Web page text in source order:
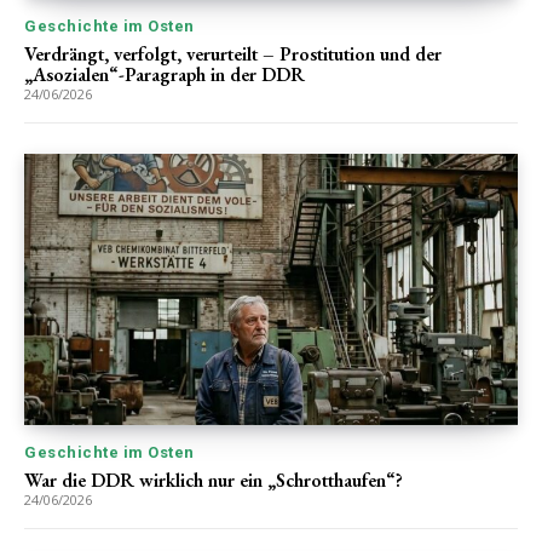
Geschichte im Osten
Verdrängt, verfolgt, verurteilt – Prostitution und der
„Asozialen“-Paragraph in der DDR
24/06/2026
Geschichte im Osten
War die DDR wirklich nur ein „Schrotthaufen“?
24/06/2026